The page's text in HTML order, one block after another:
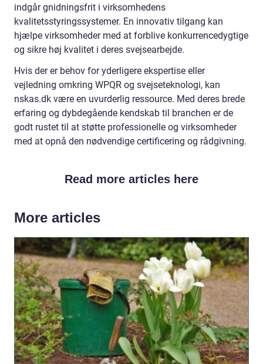
indgår gnidningsfrit i virksomhedens
kvalitetsstyringssystemer. En innovativ tilgang kan
hjælpe virksomheder med at forblive konkurrencedygtige
og sikre høj kvalitet i deres svejsearbejde.
Hvis der er behov for yderligere ekspertise eller
vejledning omkring WPQR og svejseteknologi, kan
nskas.dk være en uvurderlig ressource. Med deres brede
erfaring og dybdegående kendskab til branchen er de
godt rustet til at støtte professionelle og virksomheder
med at opnå den nødvendige certificering og rådgivning.
Read more articles here
More articles